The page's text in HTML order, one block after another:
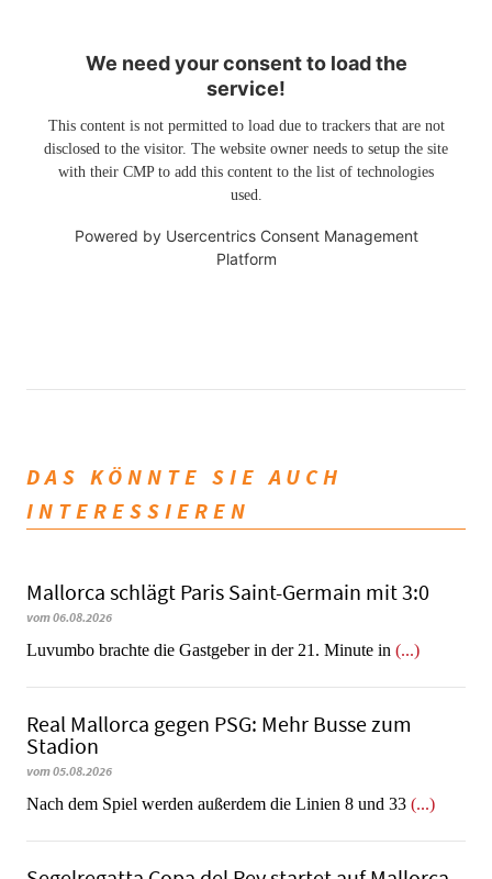
We need your consent to load the
service!
This content is not permitted to load due to trackers that are not
disclosed to the visitor. The website owner needs to setup the site
with their CMP to add this content to the list of technologies
used.
Powered by Usercentrics Consent Management
Platform
DAS KÖNNTE SIE AUCH
INTERESSIEREN
Mallorca schlägt Paris Saint-Germain mit 3:0
vom 06.08.2026
Luvumbo brachte die Gastgeber in der 21. Minute in (...)
Real Mallorca gegen PSG: Mehr Busse zum
Stadion
vom 05.08.2026
Nach dem Spiel werden außerdem die Linien 8 und 33 (...)